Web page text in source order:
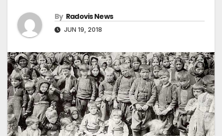
By Radovis News
JUN 19, 2018